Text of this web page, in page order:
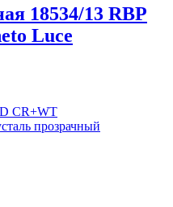
18534/13 RBP
Luce
CR+WT
прозрачный